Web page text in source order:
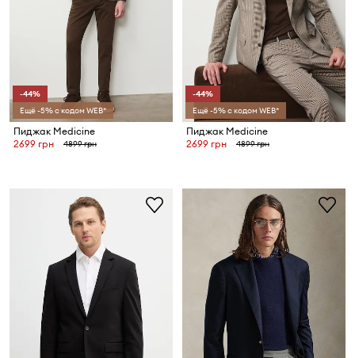
-44%
Ещё -5% с кодом WEB*
Пиджак Medicine
2699 грн
4899 грн
-44%
Ещё -5% с кодом WEB*
Пиджак Medicine
2699 грн
4899 грн